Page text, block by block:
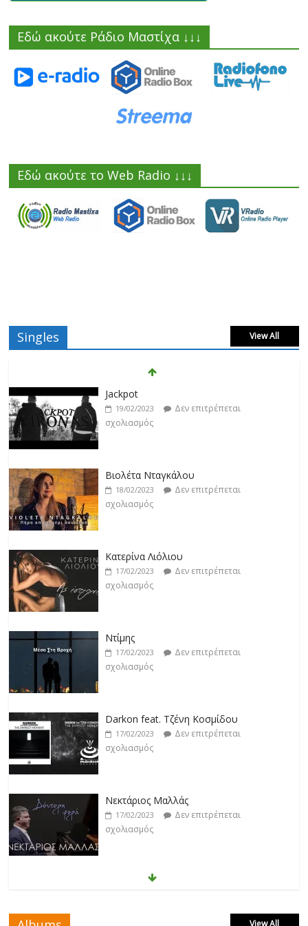
Εδώ ακούτε Ράδιο Μαστίχα ↓↓↓
Εδώ ακούτε το Web Radio ↓↓↓
Singles View All
Βιολέτα Νταγκάλου
18/02/2023
Δεν επιτρέπεται
σχολιασμός
Κατερίνα Λιόλιου
17/02/2023
Δεν επιτρέπεται
σχολιασμός
Ντίμης
17/02/2023
Δεν επιτρέπεται
σχολιασμός
Darkon feat. Τζένη Κοσμίδου
17/02/2023
Δεν επιτρέπεται
σχολιασμός
Νεκτάριος Μαλλάς
17/02/2023
Δεν επιτρέπεται
σχολιασμός
George P. Lemos feat. Ασπασία Λαιμού
17/02/2023
Δεν επιτρέπεται
σχολιασμός
Μάριος Δαρβίρας
View All